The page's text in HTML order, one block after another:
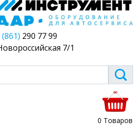
(861) 290 77 99
7/1
0 Товаров